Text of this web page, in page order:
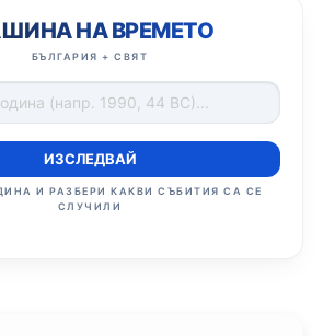
НА ВРЕМЕТО
БЪЛГАРИЯ + СВЯТ
ИЗСЛЕДВАЙ
И РАЗБЕРИ КАКВИ СЪБИТИЯ СА СЕ
СЛУЧИЛИ